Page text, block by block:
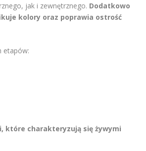
jak i zewnętrznego. Dodatkowo
kolory oraz poprawia ostrość
etapów:
które charakteryzują się żywymi